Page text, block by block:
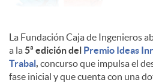
La Fundación Caja de Ingenieros
a la5ª edición del
Premio Ideas
Trabal , concurso que impulsa el
fase inicial y que cuenta con una